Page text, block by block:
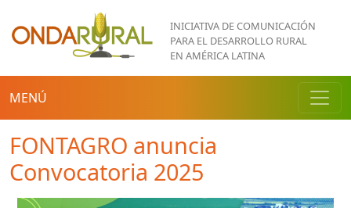
Pasar al contenido principal
INICIATIVA DE COMUNICACIÓN
PARA EL DESARROLLO RURAL
EN AMÉRICA LATINA
MENÚ
FONTAGRO anuncia
Convocatoria 2025